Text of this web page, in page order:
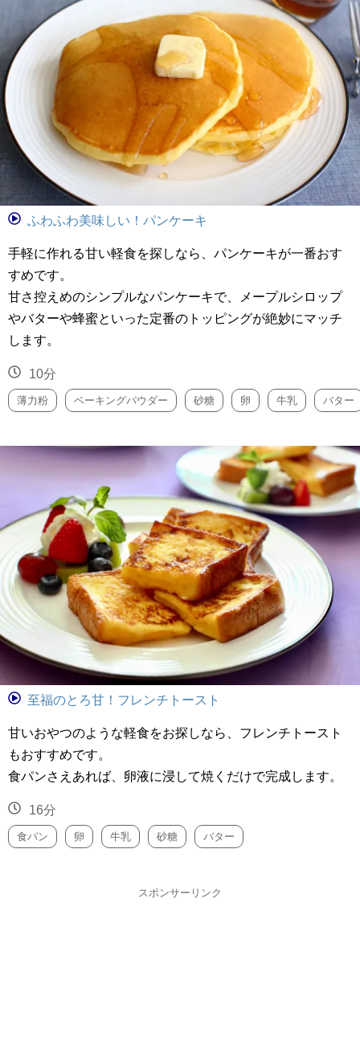
ふわふわ美味しい！パンケーキ
手軽に作れる甘い軽食を探しなら、パンケーキが一番おす
すめです。
甘さ控えめのシンプルなパンケーキで、メープルシロップ
やバターや蜂蜜といった定番のトッピングが絶妙にマッチ
します。
10分
薄力粉 ベーキングパウダー 砂糖 卵 牛乳 バター
至福のとろ甘！フレンチトースト
甘いおやつのような軽食をお探しなら、フレンチトースト
もおすすめです。
食パンさえあれば、卵液に浸して焼くだけで完成します。
16分
食パン 卵 牛乳 砂糖 バター
スポンサーリンク